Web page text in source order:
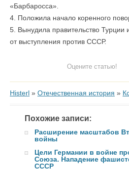
«Барбаросса».
4. Положила начало коренного
5. Вынудила правительство Турции
от выступления против СССР.
Оцените статью!
Histerl » Отечественная история »
Похожие записи:
Расширение масштабов
войны
Цели Германии в войне
Союза. Нападение
СССР